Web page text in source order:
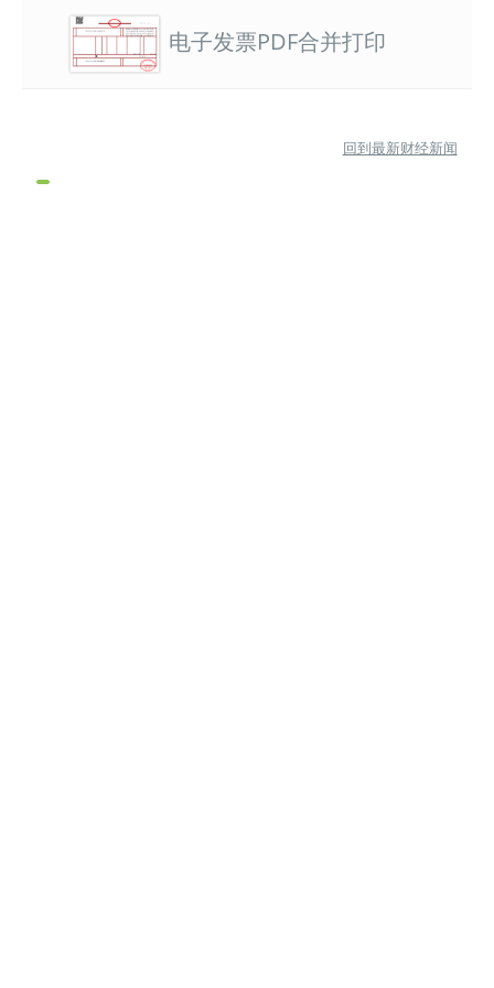
电子发票PDF合并打印
回到最新财经新闻